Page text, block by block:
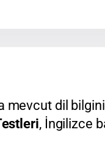
mevcut dil
, İngilizce